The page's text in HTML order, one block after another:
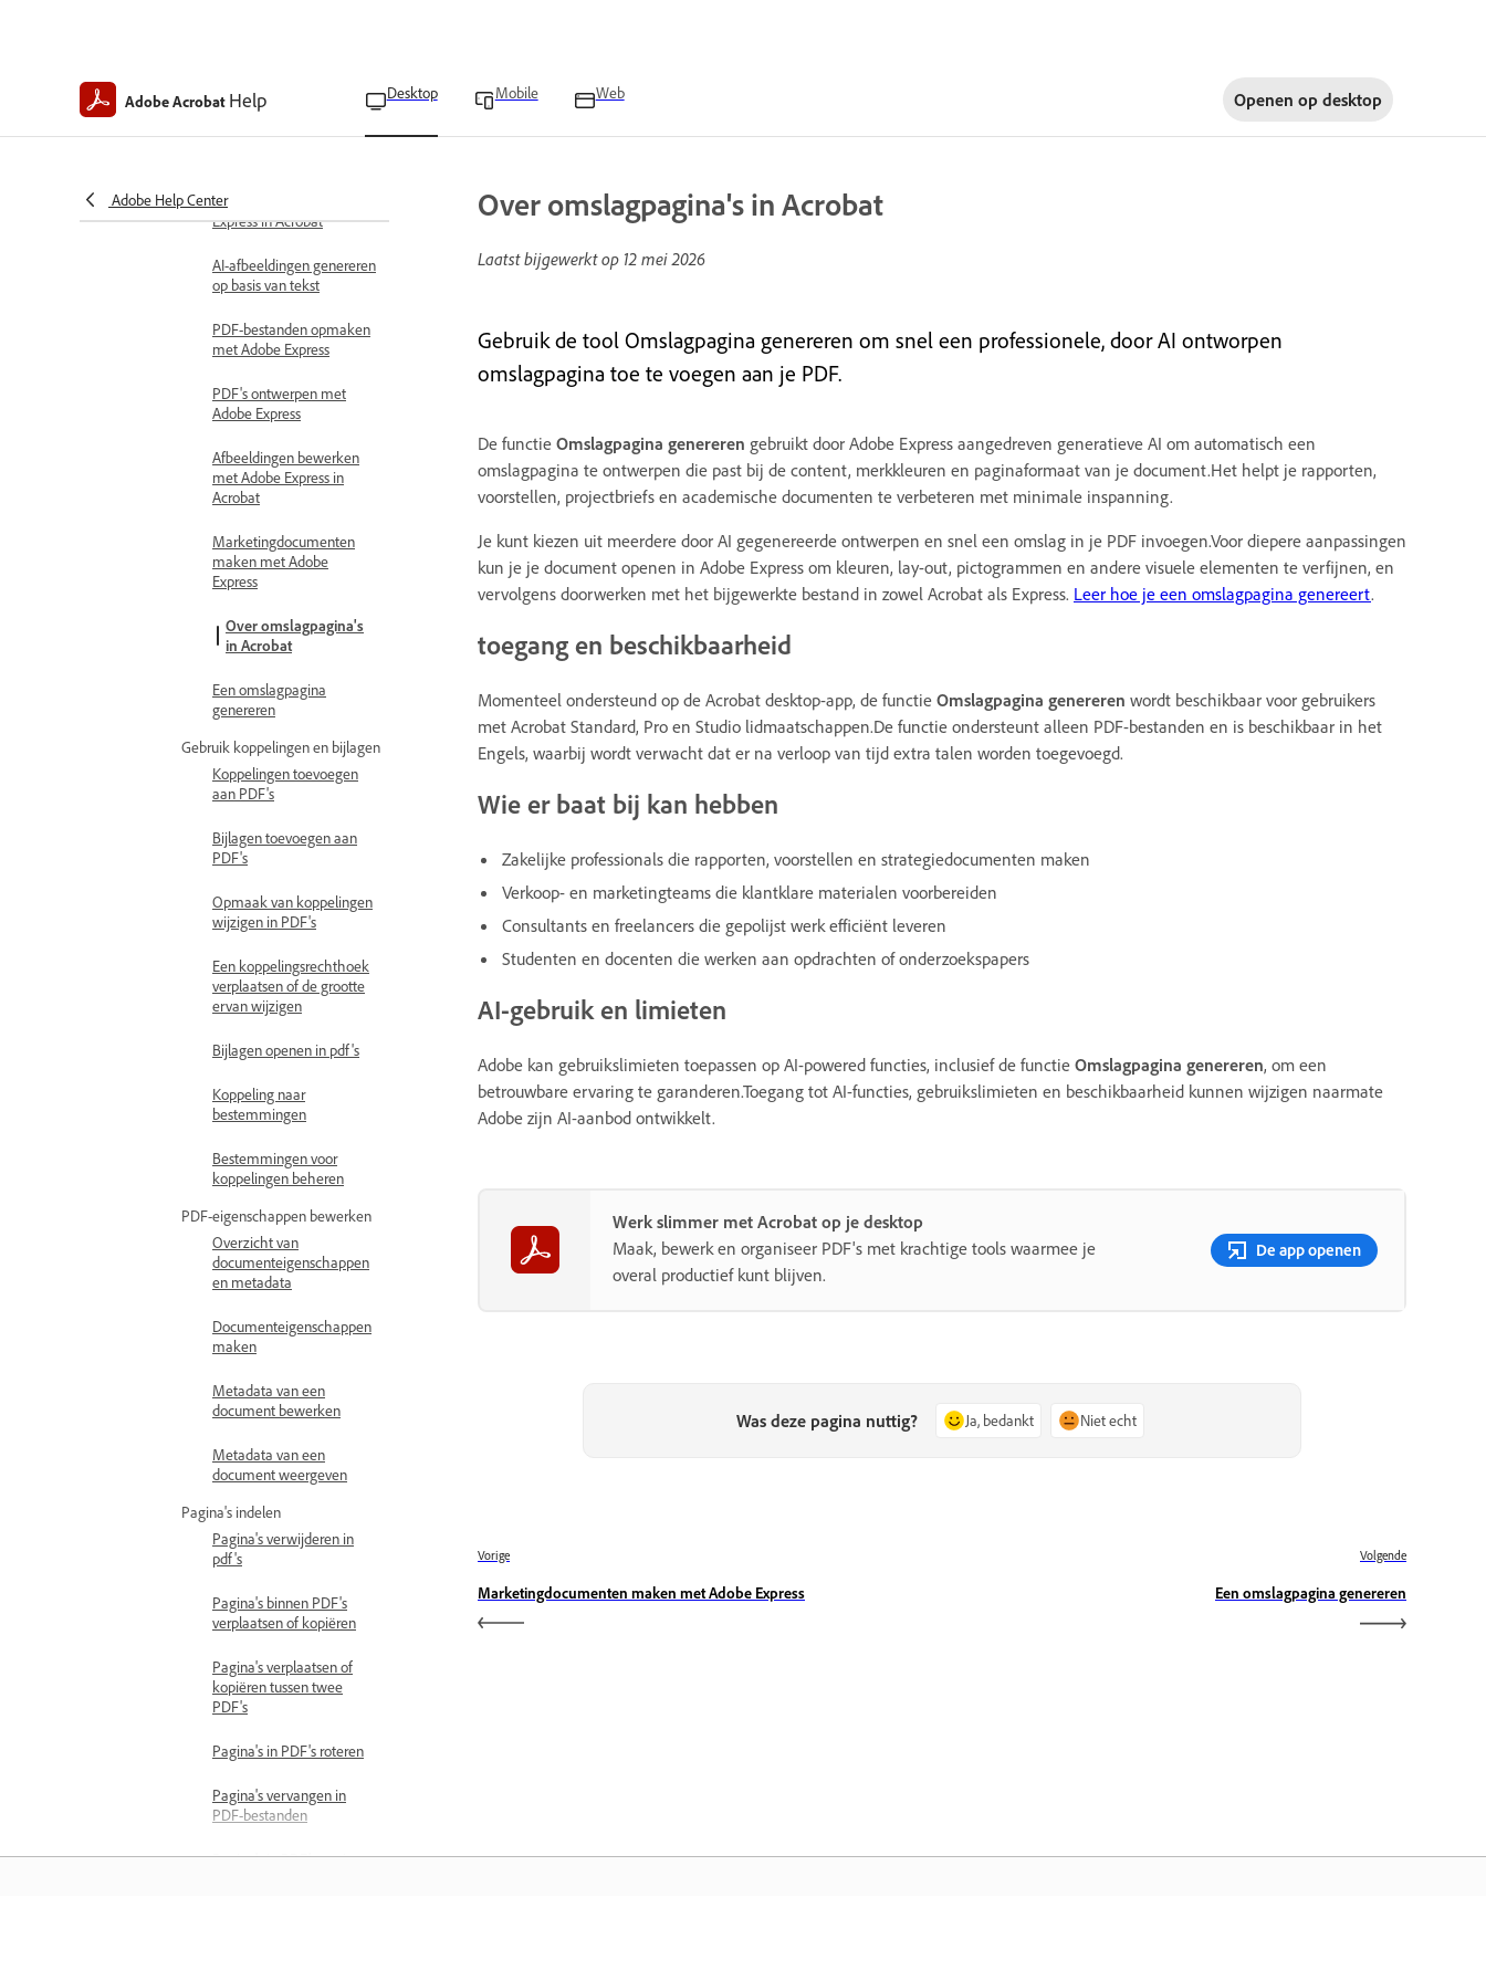
Adobe Acrobat Help Desktop Mobile Web Openen op desktop
Adobe Help Center
Objecten toevoegen
Afbeeldingen verwijderen
Overzicht van Adobe
Express in Acrobat
AI-afbeeldingen genereren
op basis van tekst
PDF-bestanden opmaken
met Adobe Express
PDF's ontwerpen met
Adobe Express
Afbeeldingen bewerken
met Adobe Express in
Acrobat
Marketingdocumenten
maken met Adobe
Express
Over omslagpagina's
in Acrobat
Een omslagpagina
genereren
Gebruik koppelingen en bijlagen
Koppelingen toevoegen
aan PDF's
Bijlagen toevoegen aan
PDF's
Opmaak van koppelingen
wijzigen in PDF's
Een koppelingsrechthoek
verplaatsen of de grootte
ervan wijzigen
Bijlagen openen in pdf's
Koppeling naar
bestemmingen
Bestemmingen voor
koppelingen beheren
PDF-eigenschappen bewerken
Overzicht van
documenteigenschappen
en metadata
Documenteigenschappen
maken
Metadata van een
document bewerken
Metadata van een
document weergeven
Pagina's indelen
Pagina's verwijderen in
pdf's
Pagina's binnen PDF's
verplaatsen of kopiëren
Pagina's verplaatsen of
kopiëren tussen twee
PDF's
Pagina's in PDF's roteren
Pagina's vervangen in
PDF-bestanden
Pagina's in PDF's opnieuw
Over omslagpagina's in Acrobat
Laatst bijgewerkt op 12 mei 2026
Gebruik de tool Omslagpagina genereren om snel een professionele, door AI ontworpen
omslagpagina toe te voegen aan je PDF.
De functie Omslagpagina genereren gebruikt door Adobe Express aangedreven generatieve AI om automatisch een
omslagpagina te ontwerpen die past bij de content, merkkleuren en paginaformaat van je document.Het helpt je rapporten,
voorstellen, projectbriefs en academische documenten te verbeteren met minimale inspanning.
Je kunt kiezen uit meerdere door AI gegenereerde ontwerpen en snel een omslag in je PDF invoegen.Voor diepere aanpassingen
kun je je document openen in Adobe Express om kleuren, lay-out, pictogrammen en andere visuele elementen te verfijnen, en
vervolgens doorwerken met het bijgewerkte bestand in zowel Acrobat als Express. Leer hoe je een omslagpagina genereert.
toegang en beschikbaarheid
Momenteel ondersteund op de Acrobat desktop-app, de functie Omslagpagina genereren wordt beschikbaar voor gebruikers
met Acrobat Standard, Pro en Studio lidmaatschappen.De functie ondersteunt alleen PDF-bestanden en is beschikbaar in het
Engels, waarbij wordt verwacht dat er na verloop van tijd extra talen worden toegevoegd.
Wie er baat bij kan hebben
Zakelijke professionals die rapporten, voorstellen en strategiedocumenten maken
Verkoop- en marketingteams die klantklare materialen voorbereiden
Consultants en freelancers die gepolijst werk efficiënt leveren
Studenten en docenten die werken aan opdrachten of onderzoekspapers
AI-gebruik en limieten
Adobe kan gebruikslimieten toepassen op AI-powered functies, inclusief de functie Omslagpagina genereren, om een
betrouwbare ervaring te garanderen.Toegang tot AI-functies, gebruikslimieten en beschikbaarheid kunnen wijzigen naarmate
Adobe zijn AI-aanbod ontwikkelt.
Werk slimmer met Acrobat op je desktop
Maak, bewerk en organiseer PDF's met krachtige tools waarmee je
overal productief kunt blijven.
De app openen
Was deze pagina nuttig? Ja, bedankt Niet echt
Vorige
Marketingdocumenten maken met Adobe Express
Volgende
Een omslagpagina genereren